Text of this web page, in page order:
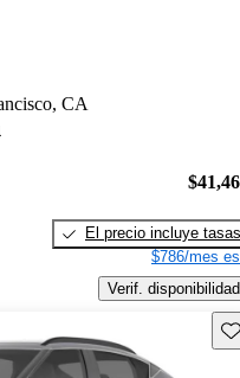
CA
El precio incluye tasas
$786/mes
Verif. disponibilidad